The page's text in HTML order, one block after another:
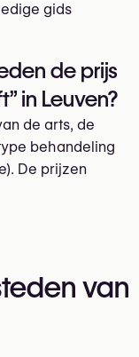
gids
de prijs
in Leuven?
de arts, de
behandeling
De prijzen
van